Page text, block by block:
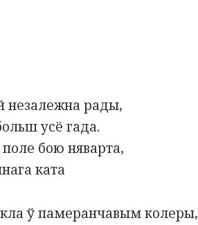
незалежна рады,
усё гада.
бою няварта,
ката
ў памеранчавым колеры,